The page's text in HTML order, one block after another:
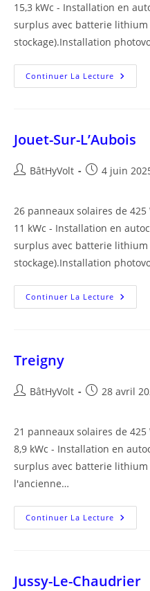
15,3 kWc - Installation en
surplus avec batterie lithium
stockage).Installation
Continuer La Lecture Saint-
Maur
Jouet-Sur-L’Aubois
Auteur/autrice
publication :
BâtHyVolt
Publication
4 juin
26 panneaux solaires de
11 kWc - Installation en
surplus avec batterie lithium
stockage).Installation
Continuer La Lecture Jouet-
Sur-
Treigny
Auteur/autrice
publication :
BâtHyVolt
Publication
28 avril
21 panneaux solaires de
8,9 kWc - Installation en
surplus avec batterie lithium
l'ancienne…
Continuer La Lecture Treigny
Jussy-Le-Chaudrier